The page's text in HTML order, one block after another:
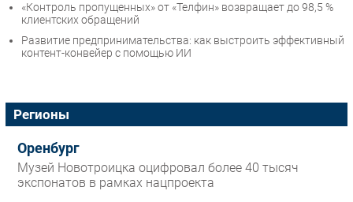
«Контроль пропущенных» от «Телфин» возвращает до 98,5 %
клиентских обращений
Развитие предпринимательства: как выстроить эффективный
контент-конвейер с помощью ИИ
Регионы
Оренбург
Музей Новотроицка оцифровал более 40 тысяч
экспонатов в рамках нацпроекта